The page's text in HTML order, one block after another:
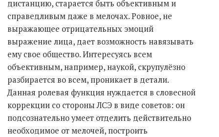
дистанцию, старается быть объективным и
справедливым даже в мелочах. Ровное, не
выражающее отрицательных эмоций
выражение лица, дает возможность навязывать
ему свое общество. Интересуясь всем
объективным, например, наукой, скрупулёзно
разбирается во всем, проникает в детали.
Данная ролевая функция нуждается в словесной
коррекции со стороны ЛСЭ в виде советов: он
подсознательно умеет отделить действительно
необходимое от мелочей, построить